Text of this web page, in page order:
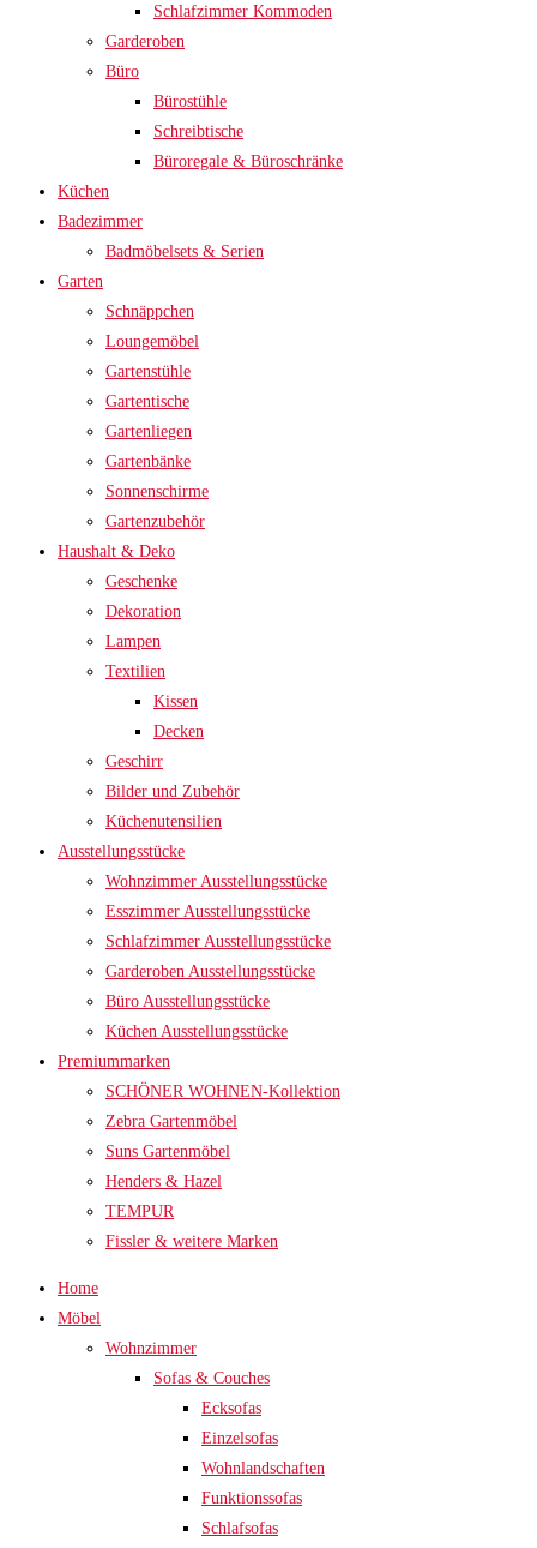
Schlafzimmer Kommoden
Garderoben
Büro
Bürostühle
Schreibtische
Büroregale & Büroschränke
Küchen
Badezimmer
Badmöbelsets & Serien
Garten
Schnäppchen
Loungemöbel
Gartenstühle
Gartentische
Gartenliegen
Gartenbänke
Sonnenschirme
Gartenzubehör
Haushalt & Deko
Geschenke
Dekoration
Lampen
Textilien
Kissen
Decken
Geschirr
Bilder und Zubehör
Küchenutensilien
Ausstellungsstücke
Wohnzimmer Ausstellungsstücke
Esszimmer Ausstellungsstücke
Schlafzimmer Ausstellungsstücke
Garderoben Ausstellungsstücke
Büro Ausstellungsstücke
Küchen Ausstellungsstücke
Premiummarken
SCHÖNER WOHNEN-Kollektion
Zebra Gartenmöbel
Suns Gartenmöbel
Henders & Hazel
TEMPUR
Fissler & weitere Marken
Home
Möbel
Wohnzimmer
Sofas & Couches
Ecksofas
Einzelsofas
Wohnlandschaften
Funktionssofas
Schlafsofas